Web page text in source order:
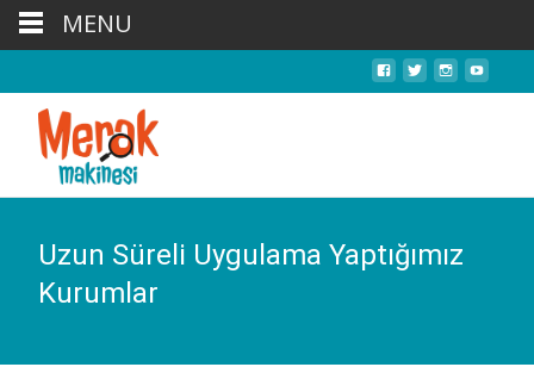
Uzun Süreli Uygulama Yaptığımız
Kurumlar
MENU